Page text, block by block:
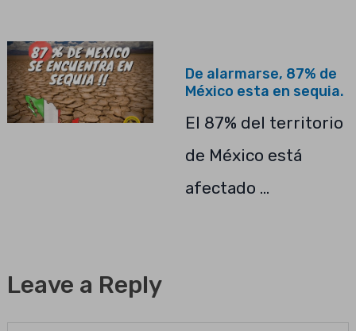
De alarmarse, 87% de
México esta en sequia.
El 87% del territorio
de México está
afectado …
Leave a Reply